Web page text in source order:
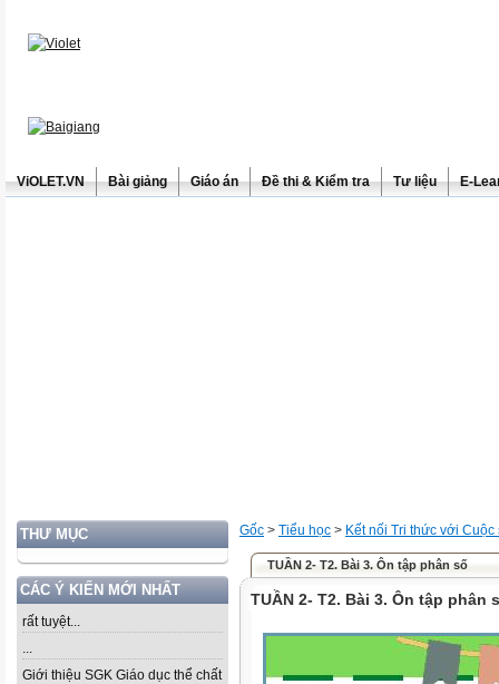
ViOLET.VN Bài giảng Giáo án Đề thi & Kiểm tra Tư liệu E-
THƯ MỤC
CÁC Ý KIẾN MỚI NHẤT
rất tuyệt...
...
Giới thiệu SGK Giáo dục thể chất
Gốc > Tiểu học > Kết nối Tri thức với Cuộc
TUẦN 2- T2. Bài 3. Ôn tập phân số
TUẦN 2- T2. Bài 3. Ôn tập phân